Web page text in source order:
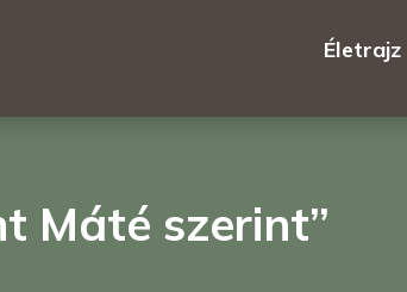
Életrajz
Máté szerint”